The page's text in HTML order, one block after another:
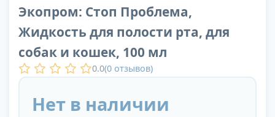
Экопром: Стоп Проблема,
Жидкость для полости рта, для
собак и кошек, 100 мл
0.0(0 отзывов)
Нет в наличии